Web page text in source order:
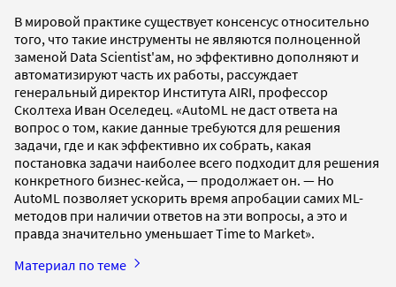
В мировой практике существует консенсус относительно
того, что такие инструменты не являются полноценной
заменой Data Scientist'ам, но эффективно дополняют и
автоматизируют часть их работы, рассуждает
генеральный директор Института AIRI, профессор
Сколтеха Иван Оселедец. «AutoML не даст ответа на
вопрос о том, какие данные требуются для решения
задачи, где и как эффективно их собрать, какая
постановка задачи наиболее всего подходит для решения
конкретного бизнес-кейса, — продолжает он. — Но
AutoML позволяет ускорить время апробации самих ML-
методов при наличии ответов на эти вопросы, а это и
правда значительно уменьшает Тime to Мarket».
Материал по теме